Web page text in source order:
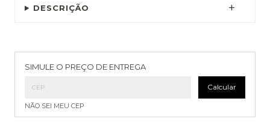
DESCRIÇÃO
SIMULE O PREÇO DE ENTREGA
Calcular
NÃO SEI MEU CEP